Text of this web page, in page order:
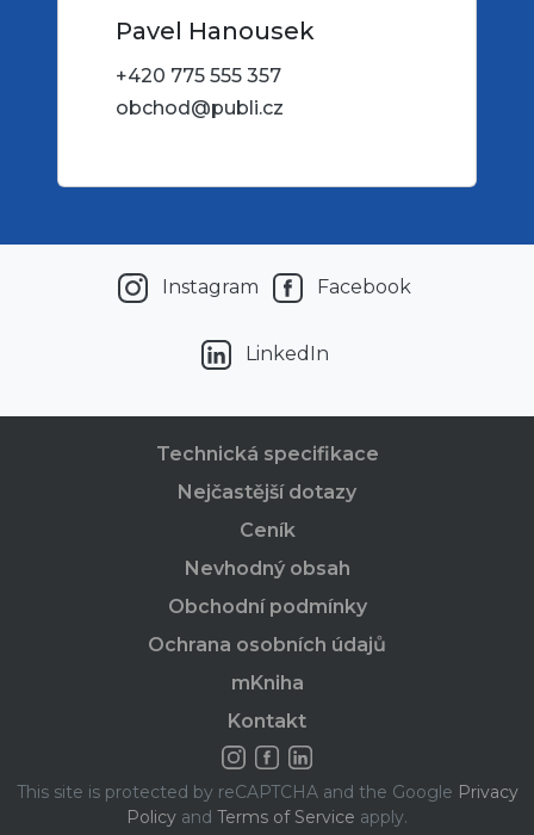
Pavel Hanousek
+420 775 555 357
obchod@publi.cz
Instagram Facebook
LinkedIn
Technická specifikace
Nejčastější dotazy
Ceník
Nevhodný obsah
Obchodní podmínky
Ochrana osobních údajů
mKniha
Kontakt
This site is protected by reCAPTCHA and the Google Privacy
Policy and Terms of Service apply.